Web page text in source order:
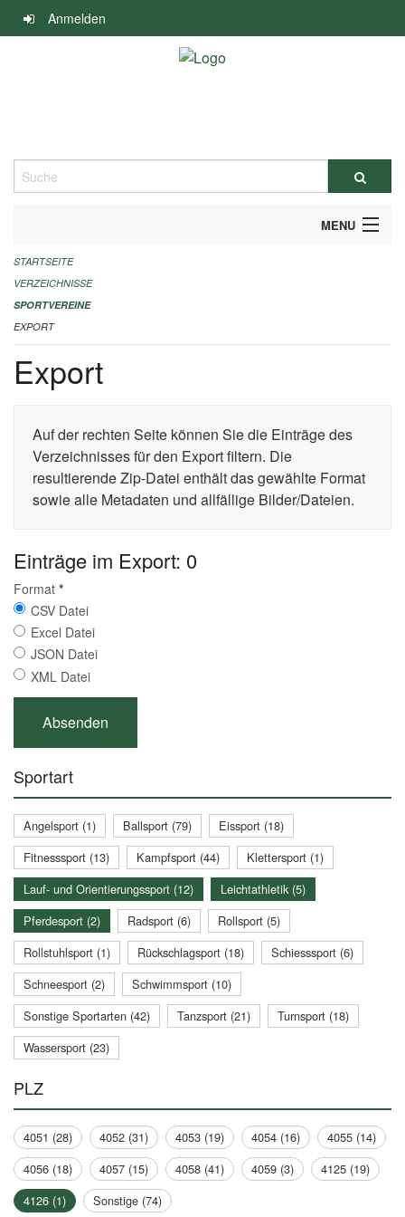
Navigation
überspringen
Anmelden
Suche
MENU
ALLGEMEINE INFORMATIONEN
FINANZIELLE UNTERSTÜTZUNG BENÖTIGT?
KONTAKT
STARTSEITE
VERZEICHNISSE
SPORTVEREINE
EXPORT
Export
Auf der rechten Seite können Sie die Einträge des
Verzeichnisses für den Export filtern. Die
resultierende Zip-Datei enthält das gewählte Format
sowie alle Metadaten und allfällige Bilder/Dateien.
Einträge im Export: 0
Format *
CSV Datei
Excel Datei
JSON Datei
XML Datei
Sportart
Angelsport (1) Ballsport (79)
Eissport (18)
Fitnesssport (13)
Kampfsport (44)
Klettersport (1)
Lauf- und Orientierungssport (12)
Leichtathletik (5)
Pferdesport (2)
Radsport (6)
Rollsport (5)
Rollstuhlsport (1)
Rückschlagsport (18)
Schiesssport (6)
Schneesport (2)
Schwimmsport (10)
Sonstige Sportarten (42)
Tanzsport (21)
Turnsport (18)
Wassersport (23)
PLZ
4051 (28) 4052 (31) 4053 (19) 4054 (16)
4055 (14)
4056 (18)
4057 (15) 4058 (41) 4059 (3)
4125 (19)
4126 (1)
Sonstige (74)